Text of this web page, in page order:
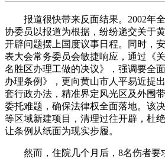
报道很快带来反面结果。2002年全
协委员以报道为根据，纷纷递交关于
开辟问题摆上国度议事日程。同时，
表大会常务委员会敏捷响应，通过《
名胜区办理工做的决议》，强调要全
办理条例》，更向黄山市人平易近提
套行政办法，精准界定风光区及外围
委托难题，确保法律权全面落地。该
等区域新建项目，清理过往开辟，杜
让条例从纸面为现实步履。
然而，住院几个月后，8名伤者要